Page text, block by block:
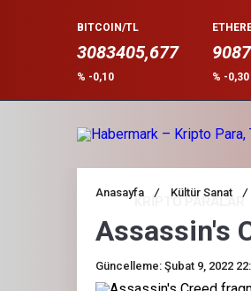
BITCOIN/TL
3083405,677
% -0,10 % -0,30
KRİPTO PARALAR
Anasayfa / Kültür Sanat /
Assassin's
Güncelleme: Şubat 9, 2022